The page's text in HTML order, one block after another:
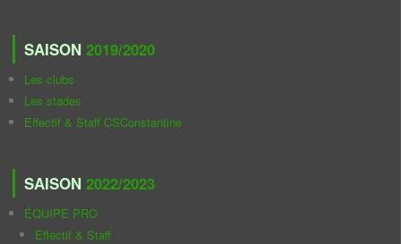
SAISON 2019/2020
Les clubs
Les stades
Effectif & Staff CSConstantine
SAISON 2022/2023
ÉQUIPE PRO
Effectif & Staff